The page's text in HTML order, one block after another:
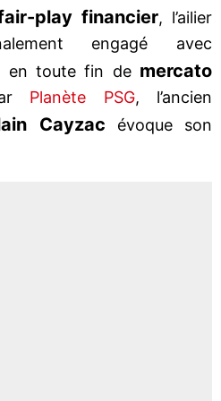
play financier, l’ailier
engagé avec
en toute fin de mercato
Planète PSG, l’ancien
Cayzac évoque son